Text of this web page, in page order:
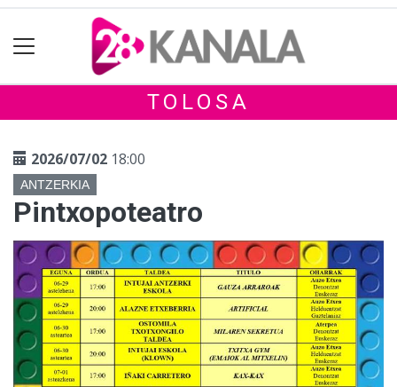
TOLOSA
2026/07/02 18:00
ANTZERKIA
Pintxopoteatro